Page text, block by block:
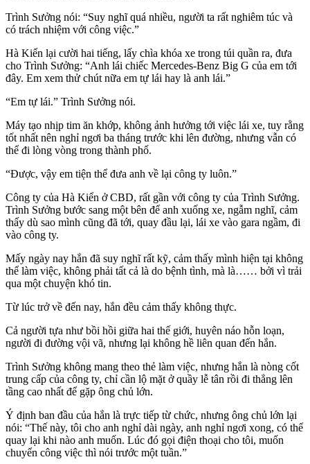
Trình Sưởng nói: “Suy nghĩ quá nhiều, người ta rất nghiêm túc và
có trách nhiệm với công việc.”
Hà Kiển lại cười hai tiếng, lấy chìa khóa xe trong túi quần ra, đưa
cho Trình Sưởng: “Anh lái chiếc Mercedes-Benz Big G của em tới
đây. Em xem thử chút nữa em tự lái hay là anh lái.”
“Em tự lái.” Trình Sưởng nói.
Máy tạo nhịp tim ăn khớp, không ảnh hưởng tới việc lái xe, tuy rằng
tốt nhất nên nghỉ ngơi ba tháng trước khi lên đường, nhưng vẫn có
thể đi lòng vòng trong thành phố.
“Được, vậy em tiện thể đưa anh về lại công ty luôn.”
Công ty của Hà Kiển ở CBD, rất gần với công ty của Trình Sưởng.
Trình Sưởng bước sang một bên để anh xuống xe, ngẫm nghĩ, cảm
thấy dù sao mình cũng đã tới, quay đầu lại, lái xe vào gara ngầm, đi
vào công ty.
Mấy ngày nay hắn đã suy nghĩ rất kỹ, cảm thấy mình hiện tại không
thể làm việc, không phải tất cả là do bệnh tình, mà là…… bởi vì trải
qua một chuyện khó tin.
Từ lúc trở về đến nay, hắn đều cảm thấy không thực.
Cả người tựa như bồi hồi giữa hai thế giới, huyên náo hỗn loạn,
người đi đường vội vã, nhưng lại không hề liên quan đến hắn.
Trình Sưởng không mang theo thẻ làm việc, nhưng hắn là nòng cốt
trung cấp của công ty, chỉ cần lộ mặt ở quầy lễ tân rồi đi thẳng lên
tầng cao nhất để gặp ông chủ lớn.
Ý định ban đầu của hắn là trực tiếp từ chức, nhưng ông chủ lớn lại
nói: “Thế này, tôi cho anh nghỉ dài ngày, anh nghỉ ngơi xong, có thể
quay lại khi nào anh muốn. Lúc đó gọi điện thoại cho tôi, muốn
chuyển công việc thì nói trước một tuần.”